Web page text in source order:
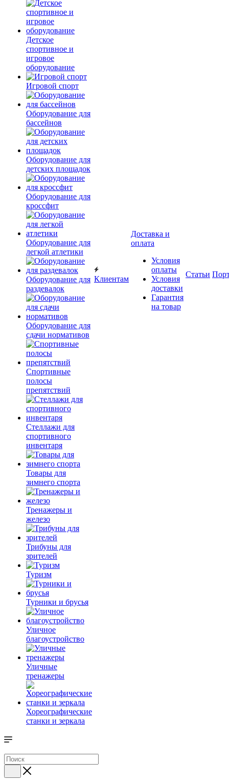
Детское
спортивное и
игровое
оборудование
Игровой спорт
Оборудование для
бассейнов
Оборудование для
детских площадок
Оборудование для
кроссфит
Оборудование для
легкой атлетики
Оборудование для
раздевалок
Оборудование для
сдачи нормативов
Спортивные
полосы
препятствий
Стеллажи для
спортивного
инвентаря
Товары для
зимнего спорта
Тренажеры и
железо
Трибуны для
зрителей
Туризм
Турники и брусья
Уличное
благоустройство
Уличные
тренажеры
Хореографические
станки и зеркала
Клиентам
Доставка и
оплата
Условия
оплаты
Условия
доставки
Гарантия
на товар
Статьи